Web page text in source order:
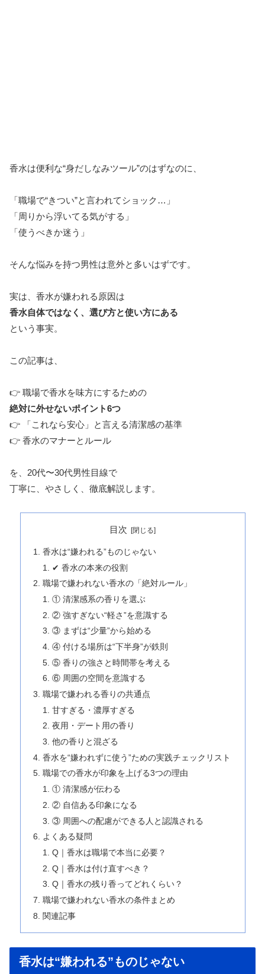
香水は便利な“身だしなみツール”のはずなのに、
「職場で“きつい”と言われてショック…」
「周りから浮いてる気がする」
「使うべきか迷う」
そんな悩みを持つ男性は意外と多いはずです。
実は、香水が嫌われる原因は
香水自体ではなく、選び方と使い方にある
という事実。
この記事は、
👉 職場で香水を味方にするための
絶対に外せないポイント6つ
👉 「これなら安心」と言える清潔感の基準
👉 香水のマナーとルール
を、20代〜30代男性目線で
丁寧に、やさしく、徹底解説します。
目次
香水は“嫌われる”ものじゃない
✔ 香水の本来の役割
職場で嫌われない香水の「絶対ルール」
① 清潔感系の香りを選ぶ
② 強すぎない“軽さ”を意識する
③ まずは“少量”から始める
④ 付ける場所は“下半身”が鉄則
⑤ 香りの強さと時間帯を考える
⑥ 周囲の空間を意識する
職場で嫌われる香りの共通点
甘すぎる・濃厚すぎる
夜用・デート用の香り
他の香りと混ざる
香水を“嫌われずに使う”ための実践チェックリスト
職場での香水が印象を上げる3つの理由
① 清潔感が伝わる
② 自信ある印象になる
③ 周囲への配慮ができる人と認識される
よくある疑問
Q｜香水は職場で本当に必要？
Q｜香水は付け直すべき？
Q｜香水の残り香ってどれくらい？
職場で嫌われない香水の条件まとめ
関連記事
香水は“嫌われる”ものじゃない